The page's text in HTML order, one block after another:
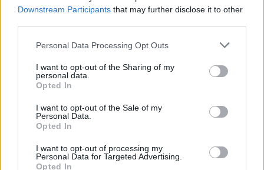
Downstream Participants that may further disclose it to other
Please note that this website/app uses one or more Google
not limited to your visit or usage behaviour. You may click to
grant or deny consent to Google and its third-party tags to
use your data for below specified purposes in below Google
consent section.
Personal Data Processing Opt Outs
I want to opt-out of the Sharing of my
personal data.
Opted In
I want to opt-out of the Sale of my
Personal Data.
Opted In
I want to opt-out of processing my
Personal Data for Targeted Advertising.
Opted In
EGÉSZSÉGES ÉDESSÉGEK
Házi csoki cukor NÉLKÜL!